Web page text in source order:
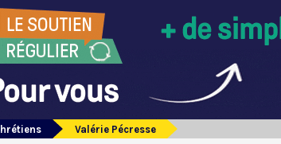
Valérie Pécresse